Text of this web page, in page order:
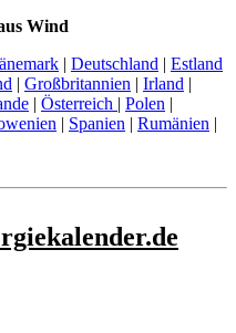
Wind
| Deutschland | Estland
| Großbritannien | Irland |
| Österreich | Polen |
| Spanien | Rumänien |